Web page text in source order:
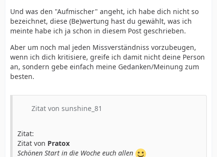
Und was den "Aufmischer" angeht, ich habe dich nicht so
bezeichnet, diese (Be)wertung hast du gewählt, was ich
meinte habe ich ja schon in diesem Post geschrieben.
Aber um noch mal jeden Missverständniss vorzubeugen,
wenn ich dich kritisiere, greife ich damit nicht deine Person
an, sondern gebe einfach meine Gedanken/Meinung zum
besten.
Zitat von sunshine_81
Zitat:
Zitat von Pratox
Schönen Start in die Woche euch allen